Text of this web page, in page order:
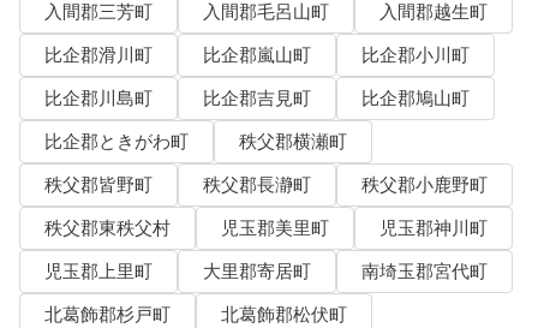
入間郡三芳町
入間郡毛呂山町
入間郡越生町
比企郡滑川町
比企郡嵐山町
比企郡小川町
比企郡川島町
比企郡吉見町
比企郡鳩山町
比企郡ときがわ町
秩父郡横瀬町
秩父郡皆野町
秩父郡長瀞町
秩父郡小鹿野町
秩父郡東秩父村
児玉郡美里町
児玉郡神川町
児玉郡上里町
大里郡寄居町
南埼玉郡宮代町
北葛飾郡杉戸町
北葛飾郡松伏町